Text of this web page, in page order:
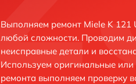
Выполняем ремонт Miele K 121
любой сложности. Проводим
неисправные детали и
Используем оригинальные
ремонта выполняем проверку